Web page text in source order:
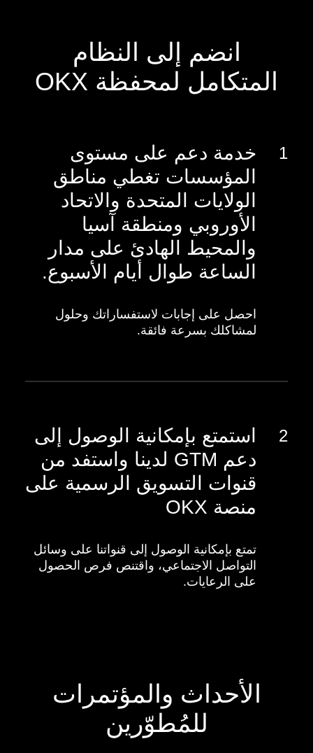
انضم إلى النظام
المتكامل لمحفظة OKX
1
خدمة دعم على مستوى
المؤسسات تغطي مناطق
الولايات المتحدة والاتحاد
الأوروبي ومنطقة آسيا
والمحيط الهادئ على مدار
الساعة طوال أيام الأسبوع.
احصل على إجابات لاستفساراتك وحلول
لمشاكلك بسرعة فائقة.
2
استمتع بإمكانية الوصول إلى
دعم GTM لدينا واستفد من
قنوات التسويق الرسمية على
منصة OKX
تمتع بإمكانية الوصول إلى قنواتنا على وسائل
التواصل الاجتماعي، واقتنص فرص الحصول
على الرعايات.
الأحداث والمؤتمرات
للمُطوّرين